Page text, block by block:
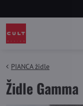
PIANCA židle
Židle Gamma